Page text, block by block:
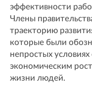
эффективности
Члены
траекторию
которые были
непростых
экономическим
жизни людей.